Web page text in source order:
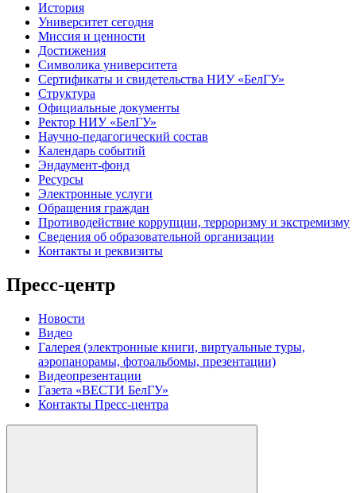
История
Университет сегодня
Миссия и ценности
Достижения
Символика университета
Сертификаты и свидетельства НИУ «БелГУ»
Структура
Официальные документы
Ректор НИУ «БелГУ»
Научно-педагогический состав
Календарь событий
Эндаумент-фонд
Ресурсы
Электронные услуги
Обращения граждан
Противодействие коррупции, терроризму и экстремизму
Сведения об образовательной организации
Контакты и реквизиты
Пресс-центр
Новости
Видео
Галерея (электронные книги, виртуальные туры,
аэропанорамы, фотоальбомы, презентации)
Видеопрезентации
Газета «ВЕСТИ БелГУ»
Контакты Пресс-центра